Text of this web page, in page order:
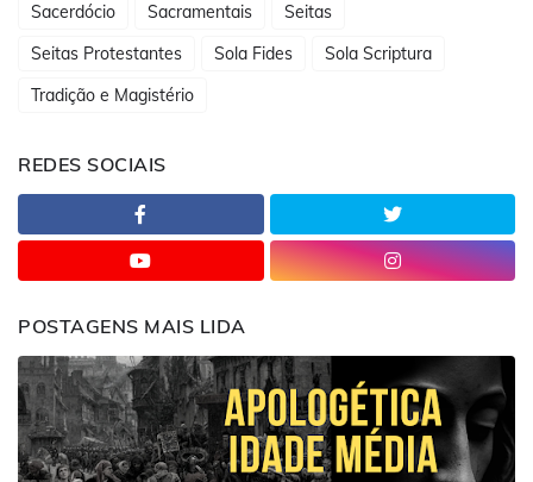
Sacerdócio
Sacramentais
Seitas
Seitas Protestantes
Sola Fides
Sola Scriptura
Tradição e Magistério
REDES SOCIAIS
POSTAGENS MAIS LIDA